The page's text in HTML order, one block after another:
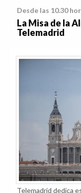
Desde las 10.30
La Misa de la
Telemadrid
Telemadrid dedica